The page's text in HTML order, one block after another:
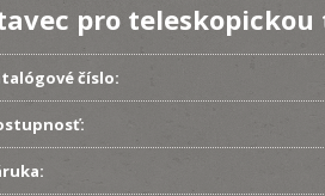
pro teleskopickou
číslo: